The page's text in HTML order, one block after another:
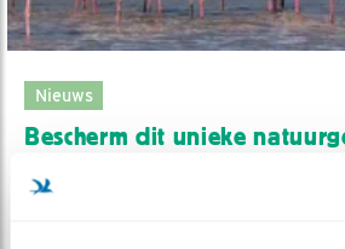
Nieuws
Bescherm dit unieke
22.06.26